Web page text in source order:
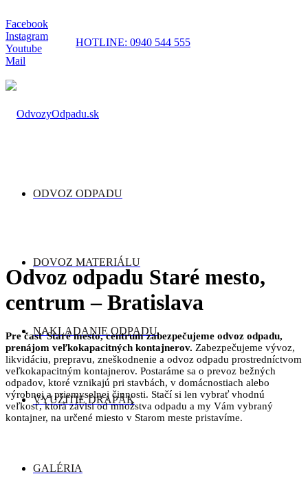
Facebook
Instagram
Youtube
Mail
HOTLINE: 0940 544 555
ODVOZ ODPADU
DOVOZ MATERIÁLU
NAKLADANIE ODPADU
VYUŽITIE DRAPÁK
GALÉRIA
Odvoz odpadu Staré mesto,
centrum – Bratislava
Pre časť Staré mesto, centrum zabezpečujeme odvoz odpadu,
prenájom veľkokapacitných kontajnerov. Zabezpečujeme vývoz,
likvidáciu, prepravu, zneškodnenie a odvoz odpadu prostredníctvom
veľkokapacitným kontajnerov. Postaráme sa o prevoz bežných
odpadov, ktoré vznikajú pri stavbách, v domácnostiach alebo
výrobnej a priemyselnej činnosti. Stačí si len vybrať vhodnú
veľkosť, ktorá závisí od množstva odpadu a my Vám vybraný
kontajner, na určené miesto v Starom meste pristavíme.